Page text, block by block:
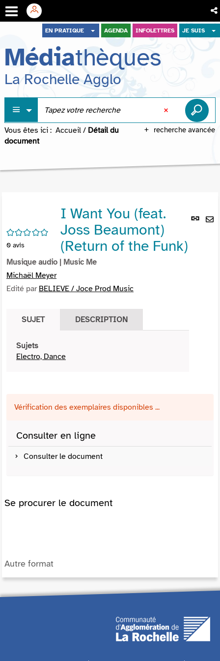
menu
contenu
recherche
EN PRATIQUE AGENDA INFOLETTRES JE SUIS
Médiathèques
La Rochelle Agglo
recherche avancée
Vous êtes ici : Accueil / Détail du
document
Lien
/5
0 avis
I Want You (feat.
Joss Beaumont)
(Return of the Funk)
Musique audio | Music Me
Michaël Meyer
Edité par BELIEVE / Joce Prod Music
SUJET DESCRIPTION
Sujets
Electro, Dance
Vérification des exemplaires disponibles ...
Consulter en ligne
Consulter le document
Se procurer le document
Autre format